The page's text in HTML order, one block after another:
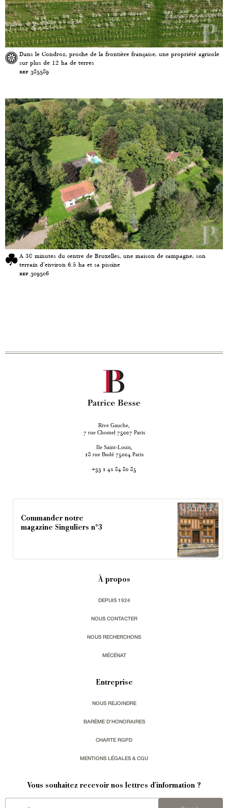
Dans le Condroz, proche de la frontière française, une propriété agricole
sur plus de 12 ha de terres
ref 385589
A 30 minutes du centre de Bruxelles, une maison de campagne, son
terrain d'environ 6.5 ha et sa piscine
ref 309506
Rive Gauche,
7 rue Chomel 75007 Paris
Ile Saint-Louis,
18 rue Budé 75004 Paris
+33 1 42 84 80 85
Commander notre
magazine Singuliers n°3
À propos
DEPUIS 1924
NOUS CONTACTER
NOUS RECHERCHONS
MÉCÉNAT
Entreprise
NOUS REJOINDRE
BARÈME D'HONORAIRES
CHARTE RGPD
MENTIONS LÉGALES & CGU
Vous souhaitez recevoir nos lettres d'information ?